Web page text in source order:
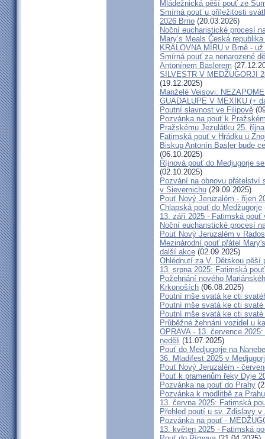
Mládežnická pěší pouť ze
Smírná pouť u příležitosti
2026 Brno (20.03.2026)
Noční eucharistické procesí
Mary’s Meals Česká
KRÁLOVNA MÍRU v Brně -
Smírná pouť za nenarozené
Antonínem Baslerem
SILVESTR V MEDŽUGORJI
(19.12.2025)
Manželé Veisovi:
GUADALUPE V MEXIKU (+
Poutní slavnost ve Filipově
Pozvánka na pouť k
Pražskému Jezulátku 25.
Fatimská pouť v Hrádku u
Biskup Antonín Basler bude
(06.10.2025)
Říjnová pouť do Medjugorje
(02.10.2025)
Pozvání na obnovu přátelství
v Sievernichu (29.09.2025)
Pouť Nový Jeruzalém - říjen
Chlapská pouť do Medžugorje
13. září 2025 - Fatimská pouť
Noční eucharistické procesí
Pouť Nový Jeruzalém v
Mezinárodní pouť přátel
další akce (02.09.2025)
Ohlédnutí za V. Dětskou pěší
13. srpna 2025: Fatimská
Požehnání nového
Krkonoších (06.08.2025)
Poutní mše svatá ke cti
Poutní mše svatá ke cti
Poutní mše svatá ke cti
Průběžné žehnání vozidel u
OPRAVA - 13. července
neděli (11.07.2025)
Pouť do Medjugorje na
36. Mladifest 2025 v
Pouť Nový Jeruzalém -
Pouť k pramenům řeky Dyje
Pozvánka na pouť do Prahy
Pozvánka k modlitbě za
13. června 2025: Fatimská
Přehled poutí u sv. Zdislavy
Pozvánka na pouť -
13. květen 2025 - Fatimská